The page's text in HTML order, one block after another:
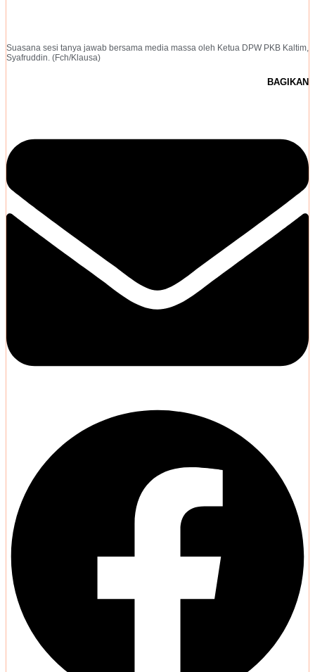
Suasana sesi tanya jawab bersama media massa oleh Ketua DPW PKB Kaltim,
Syafruddin. (Fch/Klausa)
BAGIKAN